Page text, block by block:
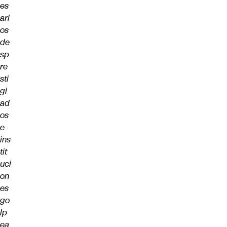
es
ari
os
de
sp
re
sti
gi
ad
os
e
ins
tit
uci
on
es
go
lp
ea